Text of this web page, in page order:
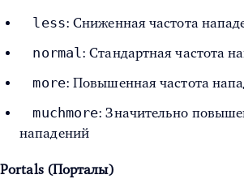
less: Сниженная частота
normal: Стандартная частота
more: Повышенная частота
muchmore: Значительно
нападений
Portals (Порталы)